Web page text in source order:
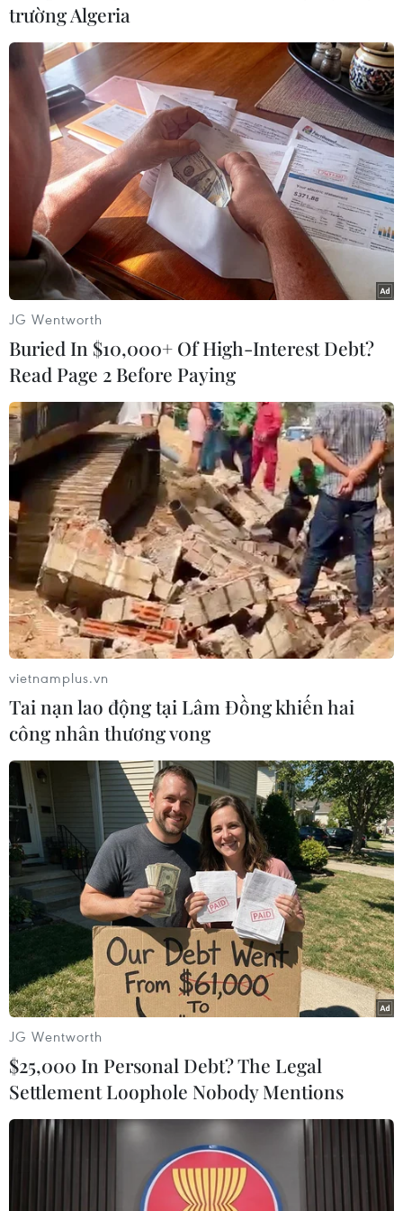
#COVID-19 #giãn cách xã hội
#đeo khẩu trang
#Hàn Quốc
Hàn Quốc
Theo dõi VietnamPlus
TIN LIÊN QUAN
Hàn Quốc xem xét dỡ bỏ hoàn toàn các
biện pháp giãn cách phòng dịch
11/04/2022 22:49
Cơ quan chức năng đang trong quá trính thu thập ý
kiến nội bộ cũng như từ các chuyên gia, để đánh giá
toàn diện về biện pháp tổng thể dỡ bỏ hoàn toàn biện
pháp giãn cách xã hội phòng dịch COVID-19.
trường Algeria
JG Wentworth
Buried In $10,000+ Of High-Interest Debt?
Read Page 2 Before Paying
vietnamplus.vn
Tai nạn lao động tại Lâm Đồng khiến hai
công nhân thương vong
JG Wentworth
$25,000 In Personal Debt? The Legal
Settlement Loophole Nobody Mentions